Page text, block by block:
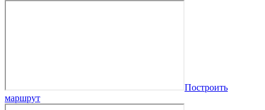
Построить
маршрут